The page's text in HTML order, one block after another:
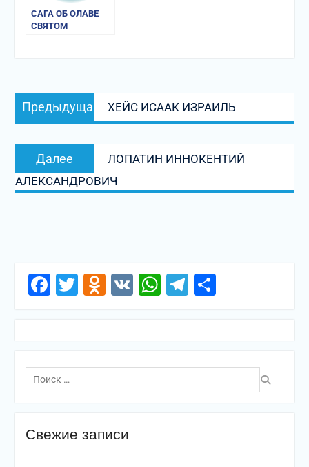
САГА ОБ ОЛАВЕ
СВЯТОМ
Навигация
по
Предыдущая
Предыдущая
запись:
ХЕЙС ИСААК ИЗРАИЛЬ
Далее
запись:
ЛОПАТИН ИННОКЕНТИЙ
АЛЕКСАНДРОВИЧ
Facebook
Twitter
Odnoklassniki
VK WhatsApp
Telegram
Поиск
по:
Свежие записи